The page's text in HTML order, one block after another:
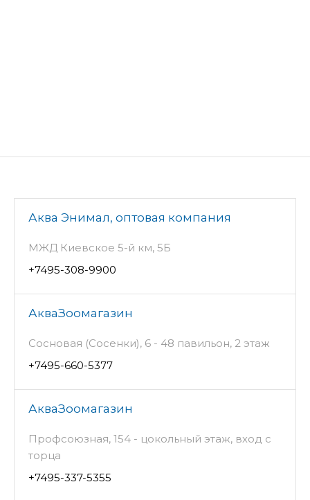
Аква Энимал, оптовая компания
МЖД Киевское 5-й км, 5Б
+7495-308-9900
АкваЗоомагазин
Сосновая (Сосенки), 6 - 48 павильон, 2 этаж
+7495-660-5377
АкваЗоомагазин
Профсоюзная, 154 - цокольный этаж, вход с
торца
+7495-337-5355